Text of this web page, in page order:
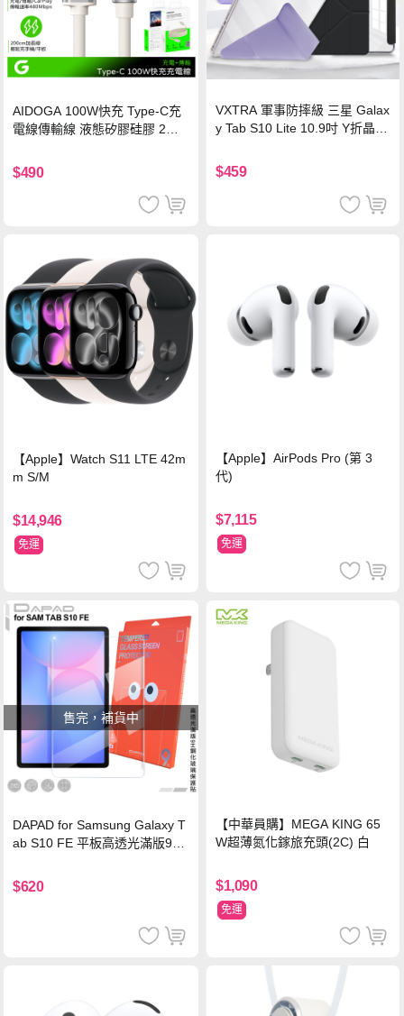
AIDOGA 100W快充 Type-C充
電線傳輸線 液態矽膠硅膠 2M
$490
VXTRA 軍事防摔級 三星 Galax
y Tab S10 Lite 10.9吋 Y折晶透
$459
【Apple】Watch S11 LTE 42m
m S/M
$14,946
免運
【Apple】AirPods Pro (第 3
代)
$7,115
免運
售完，補貨中
DAPAD for Samsung Galaxy T
ab S10 FE 平板高透光滿版9H
$620
【中華員購】MEGA KING 65
W超薄氮化鎵旅充頭(2C) 白
$1,090
免運